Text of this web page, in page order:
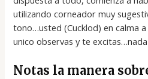
utilizando corneador muy
tono…usted (Cucklod) en calma
unico observas y te
Notas la manera